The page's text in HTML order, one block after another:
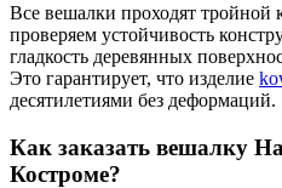
Все вешалки проходят тройной
проверяем устойчивость
гладкость деревянных
Это гарантирует, что изделие
десятилетиями без деформаций.
Как заказать вешалку
Костроме?